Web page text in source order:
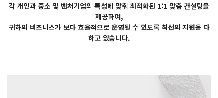
각 개인과 중소 및 벤처기업의 특성에 맞춰 최적화된 1:1 맞춤 컨설팅을
제공하여,
귀하의 비즈니스가 보다 효율적으로 운영될 수 있도록 최선의 지원을 다
하고 있습니다.